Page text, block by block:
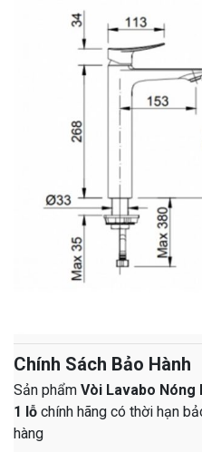
Chính Sách Bảo Hành
Sản phẩm Vòi Lavabo Nóng
1 lỗ chính hãng có thời hạn
hàng